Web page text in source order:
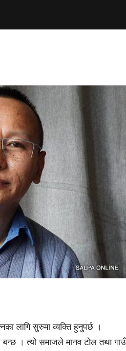
लागि सुरुमा व्यक्ति हुनुपर्छ ।
बन्छ । त्यो समाजले मानव टोल तथा गाउँ